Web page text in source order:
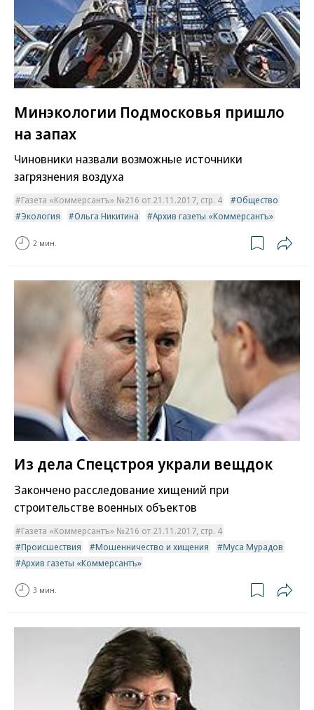
Минэкологии Подмосковья пришло
на запах
Чиновники назвали возможные источники
загрязнения воздуха
Газета «Коммерсантъ» №216 от 21.11.2017, стр. 4
Общество
Экология
Ольга Никитина Архив газеты «Коммерсантъ»
2 мин.
Из дела Спецстроя украли вещдок
Закончено расследование хищений при
строительстве военных объектов
Газета «Коммерсантъ» №216 от 21.11.2017, стр. 4
Происшествия
Мошенничество и хищения
Муса Мурадов
Архив газеты «Коммерсантъ»
3 мин.